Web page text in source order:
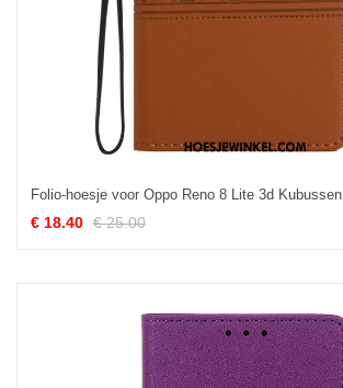
Folio-hoesje voor Oppo Reno 8 Lite 3d Kubussen
€ 18.40 € 25.00